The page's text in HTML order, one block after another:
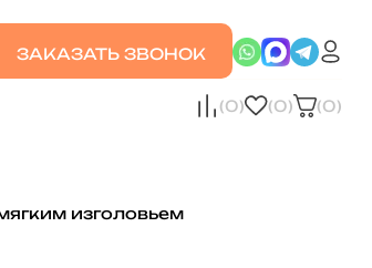
ЗАКАЗАТЬ ЗВОНОК
(0) (0) (0)
изголовьем